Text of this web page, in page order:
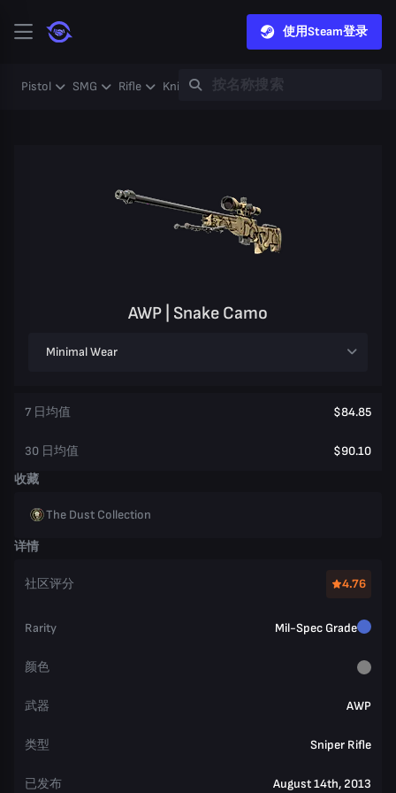
使用Steam登录
Pistol SMG Rifle Knife Gloves Heavy
AWP | Snake Camo
Minimal Wear
7 日均值 $84.85
30 日均值
$90.10
收藏
The Dust Collection
详情
社区评分 4.76
Rarity Mil-Spec Grade
颜色
武器 AWP
类型 Sniper Rifle
已发布 August 14th, 2013